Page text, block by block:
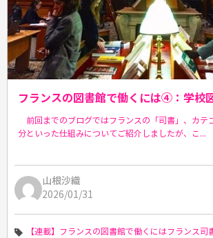
フランスの図書館で働くには④：学校
前回までのブログではフランスの「司書」、カテ
分といった仕組みについてご紹介しましたが、こ...
山根沙織
2026/01/31
【連載】フランスの図書館で働くにはフランス 司